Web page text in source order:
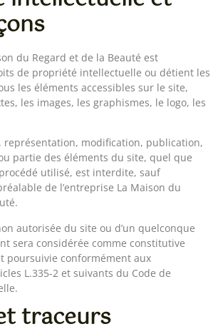
du Regard et de la Beauté est
de propriété intellectuelle ou détient les
les éléments accessibles sur le site,
les images, les graphismes, le logo, les
représentation, modification, publication,
partie des éléments du site, quel que
utilisé, est interdite, sauf
de l’entreprise La Maison du
autorisée du site ou d’un quelconque
sera considérée comme constitutive
poursuivie conformément aux
L.335-2 et suivants du Code de
traceurs